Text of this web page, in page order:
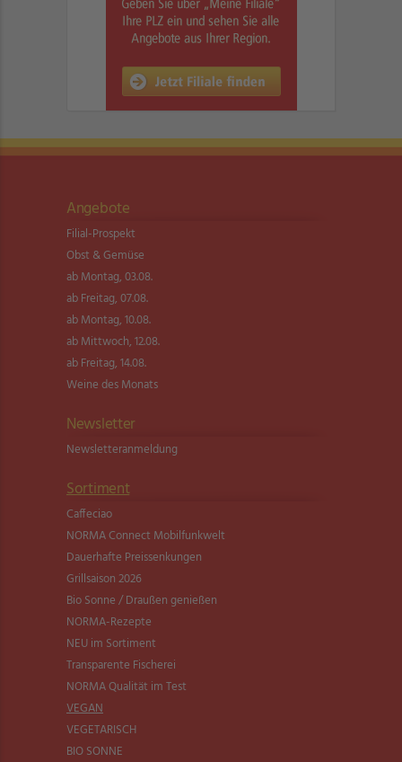
Angebote
Filial-Prospekt
Obst & Gemüse
ab Montag, 03.08.
ab Freitag, 07.08.
ab Montag, 10.08.
ab Mittwoch, 12.08.
ab Freitag, 14.08.
Weine des Monats
Newsletter
Newsletter­anmeldung
Sortiment
Caffeciao
NORMA Connect Mobilfunkwelt
Dauerhafte Preissenkungen
Grillsaison 2026
Bio Sonne / Draußen genießen
NORMA-Rezepte
NEU im Sortiment
Transparente Fischerei
NORMA Qualität im Test
VEGAN
VEGETARISCH
BIO SONNE